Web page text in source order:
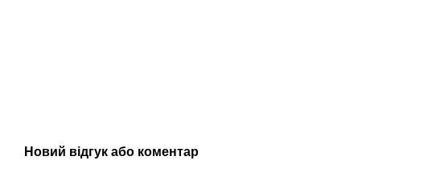
Новий відгук або коментар